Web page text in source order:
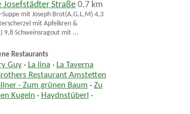
Josefstädter Straße 0.7 km
mit Joseph Brot(A,G,L,M) 4,3
mit Apfelkren &
9,8 Schweinsragout mit ...
Restaurants
Guy· La lina · La Taverna
Restaurant Amstetten
- Zum grünen Baum · Zu
Kugeln · Haydnstüberl ·